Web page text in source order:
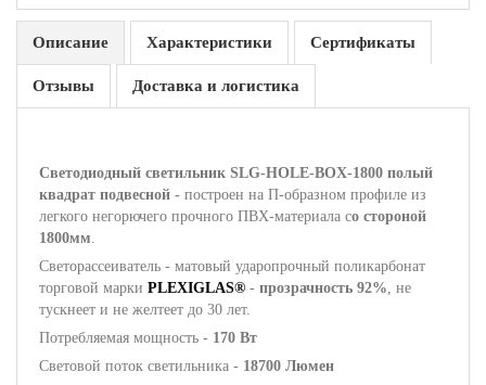
Описание Характеристики Сертификаты
Отзывы Доставка и логистика
Светодиодный светильник SLG-HOLE-BOX-1800 полый
квадрат подвесной - построен на П-образном профиле из
легкого негорючего прочного ПВХ-материала со стороной
1800мм.
Светорассеиватель - матовый ударопрочный поликарбонат
торговой марки PLEXIGLAS® - прозрачность 92%, не
тускнеет и не желтеет до 30 лет.
Потребляемая мощность - 170 Вт
Световой поток светильника - 18700 Люмен